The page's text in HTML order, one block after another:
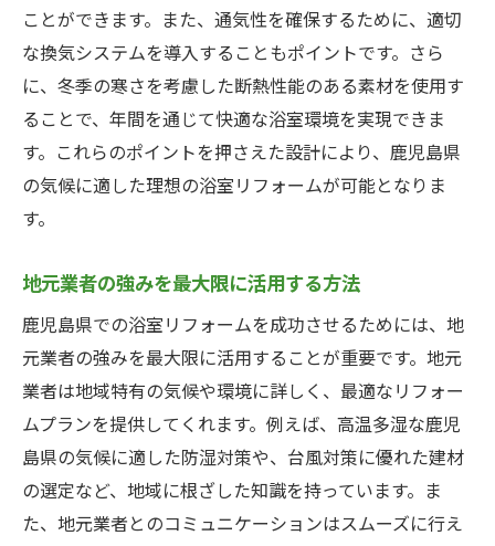
ことができます。また、通気性を確保するために、適切
な換気システムを導入することもポイントです。さら
に、冬季の寒さを考慮した断熱性能のある素材を使用す
ることで、年間を通じて快適な浴室環境を実現できま
す。これらのポイントを押さえた設計により、鹿児島県
の気候に適した理想の浴室リフォームが可能となりま
す。
地元業者の強みを最大限に活用する方法
鹿児島県での浴室リフォームを成功させるためには、地
元業者の強みを最大限に活用することが重要です。地元
業者は地域特有の気候や環境に詳しく、最適なリフォー
ムプランを提供してくれます。例えば、高温多湿な鹿児
島県の気候に適した防湿対策や、台風対策に優れた建材
の選定など、地域に根ざした知識を持っています。ま
た、地元業者とのコミュニケーションはスムーズに行え